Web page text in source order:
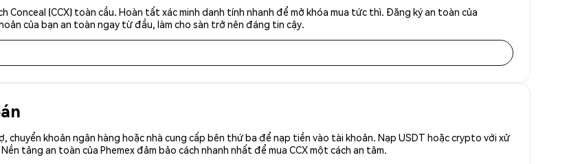
(CCX) toàn cầu. Hoàn tất xác minh danh tính nhanh để mở khóa mua tức thì. Đăng ký an toàn của
của bạn an toàn ngay từ đầu, làm cho sàn trở nên đáng tin cậy.
khoản ngân hàng hoặc nhà cung cấp bên thứ ba để nạp tiền vào tài khoản. Nạp USDT hoặc crypto với xử
tảng an toàn của Phemex đảm bảo cách nhanh nhất để mua CCX một cách an tâm.